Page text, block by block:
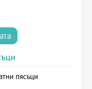
пясъци